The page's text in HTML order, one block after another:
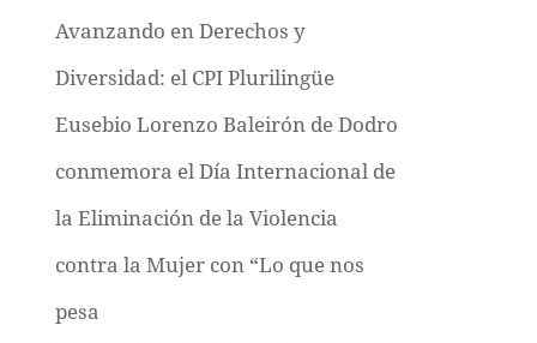
Avanzando en Derechos y
Diversidad: el CPI Plurilingüe
Eusebio Lorenzo Baleirón de Dodro
conmemora el Día Internacional de
la Eliminación de la Violencia
contra la Mujer con “Lo que nos
pesa